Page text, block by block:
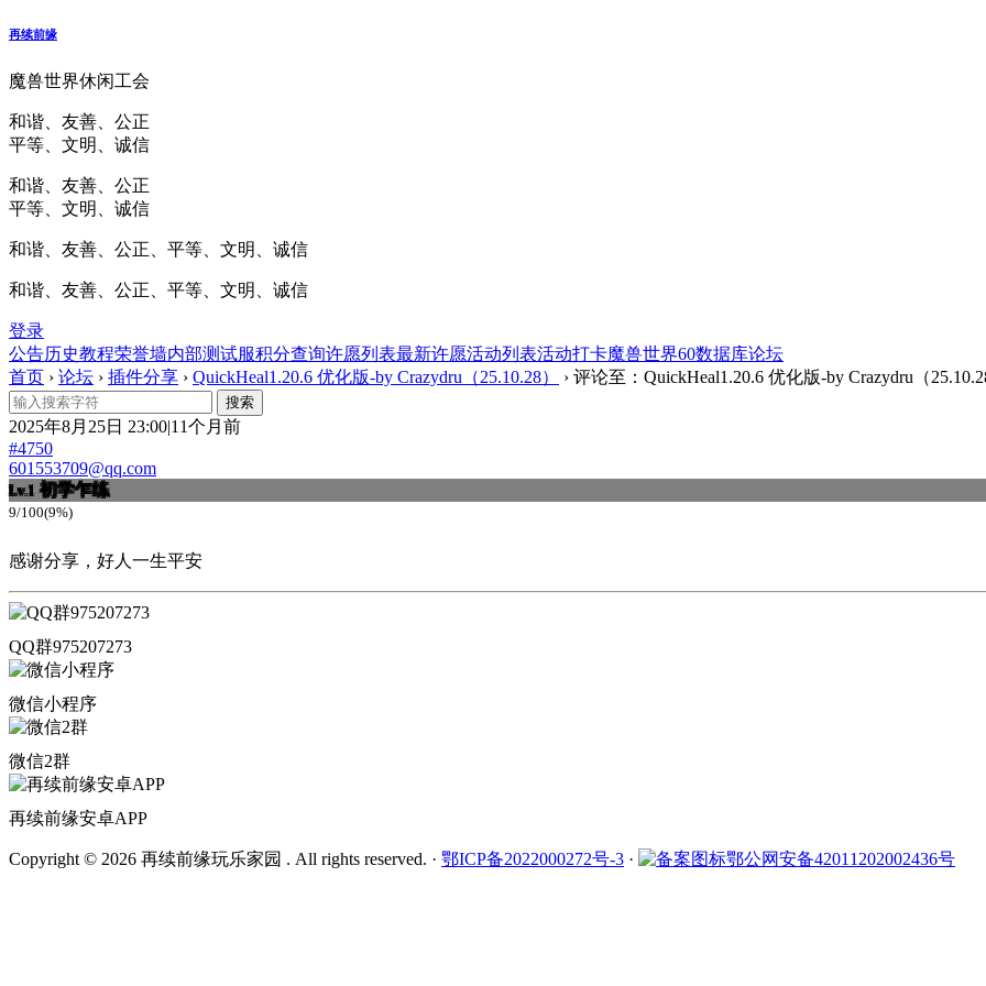
再续前缘
魔兽世界休闲工会
和谐、友善、公正
平等、文明、诚信
和谐、友善、公正
平等、文明、诚信
和谐、友善、公正、平等、文明、诚信
和谐、友善、公正、平等、文明、诚信
登录
公告历史教程荣誉墙内部测试服积分查询许愿列表最新许愿活动列表活动打卡魔兽世界60数据库论坛
首页 › 论坛 › 插件分享 › QuickHeal1.20.6 优化版-by Crazydru（25.10.28） › 评论至：QuickHeal1.20.6 优化版-by Crazydru（
2025年8月25日 23:00|11个月前
#4750
601553709@qq.com
Lv.1 初学乍练
9/100(9%)
感谢分享，好人一生平安
QQ群975207273
微信小程序
微信2群
再续前缘安卓APP
Copyright © 2026 再续前缘玩乐家园 . All rights reserved. · 鄂ICP备2022000272号-3 · 鄂公网安备42011202002436号